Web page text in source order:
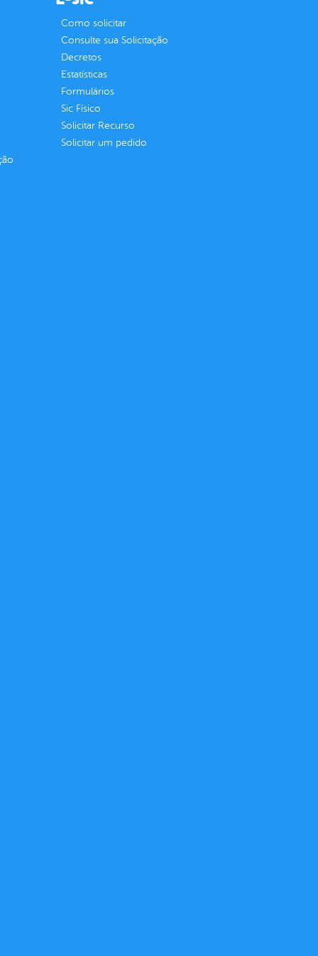
Como solicitar
Consulte sua Solicitação
Decretos
Estatísticas
Formulários
Sic Físico
Solicitar Recurso
Solicitar um pedido